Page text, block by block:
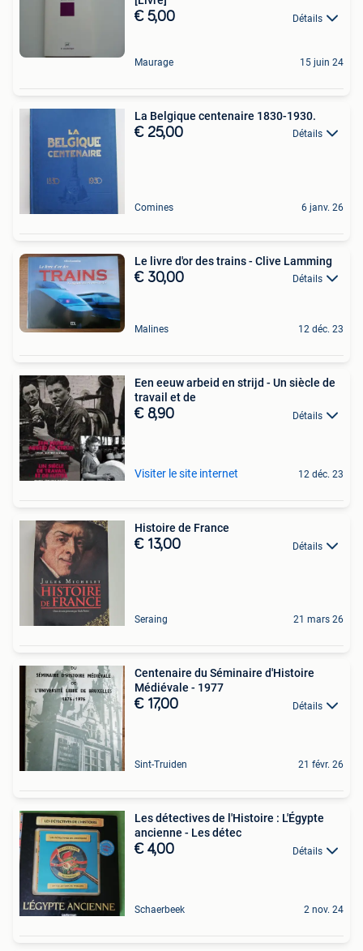
€ 5,00 Détails
Maurage 15 juin 24
La Belgique centenaire 1830-1930.
€ 25,00 Détails
Comines 6 janv. 26
Le livre d'or des trains - Clive Lamming
€ 30,00 Détails
Malines 12 déc. 23
Een eeuw arbeid en strijd - Un siècle de
travail et de
€ 8,90 Détails
Visiter le site internet 12 déc. 23
Histoire de France
€ 13,00 Détails
Seraing 21 mars 26
Centenaire du Séminaire d'Histoire
Médiévale - 1977
€ 17,00 Détails
Sint-Truiden 21 févr. 26
Les détectives de l'Histoire : L'Égypte
ancienne - Les détec
€ 4,00 Détails
Schaerbeek 2 nov. 24